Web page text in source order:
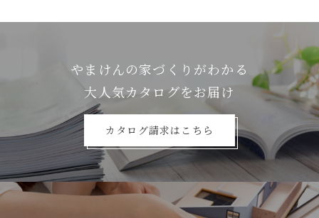
やまけんの家づくりがわかる
⼤⼈気カタログをお届け
カタログ請求はこちら